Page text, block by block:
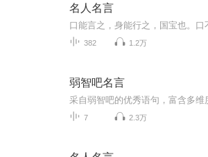
名人名言
382 1.2万
弱智吧名言
7 2.3万